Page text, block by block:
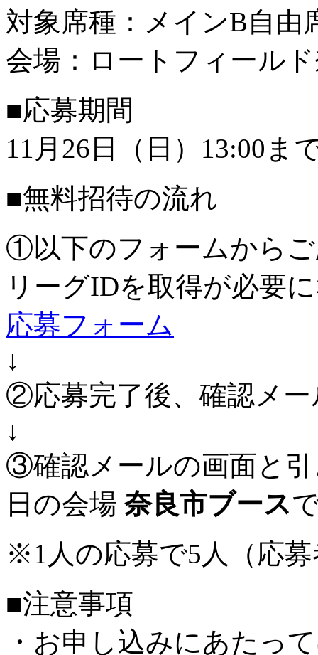
対象席種：メインB自由
会場：ロートフィール
■応募期間
11月26日（日）13:00ま
■無料招待の流れ
①以下のフォームから
リーグIDを取得が必要
応募フォーム
↓
②応募完了後、確認メ
↓
③確認メールの画面と
日の会場 奈良市ブース
※1人の応募で5人（応
■注意事項
・お申し込みにあたっ